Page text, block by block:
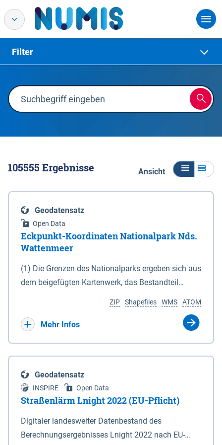
Filter
105555Ergebnisse Ansicht
Geodatensatz
Open Data
Eckpunkt-Koordinaten Nationalpark Nds.
Wattenmeer
(1) Die Grenzen des Nationalparks ergeben sich aus
dem beigefügten Kartenwerk, das Bestandteil
(DTK) im Maßstab 1 : 100 000 (Anlage 2), 2.
verkleinerte Amtliche Karte 1 : 5 000 (AK5) im
projizierte Koordinaten im Europäischen
Terrestrischen Referenzsystem 1989 (ETRS 89) mit
der Universalen Transversalen Mercator-Abbildung
bezogen auf die Zone 32 N (UTM 32N) dargestellt
(Anlage 4); Gleiches gilt für die geografischen
ATOM
WMS
Shapefiles
ZIP
Mehr Infos
Geodatensatz
INSPIRE Open Data
Straßenlärm Lnight 2022 (EU-Pflicht)
Digitaler landesweiter Datenbestand des
Berechnungsergebnisses Lnight 2022 nach EU-